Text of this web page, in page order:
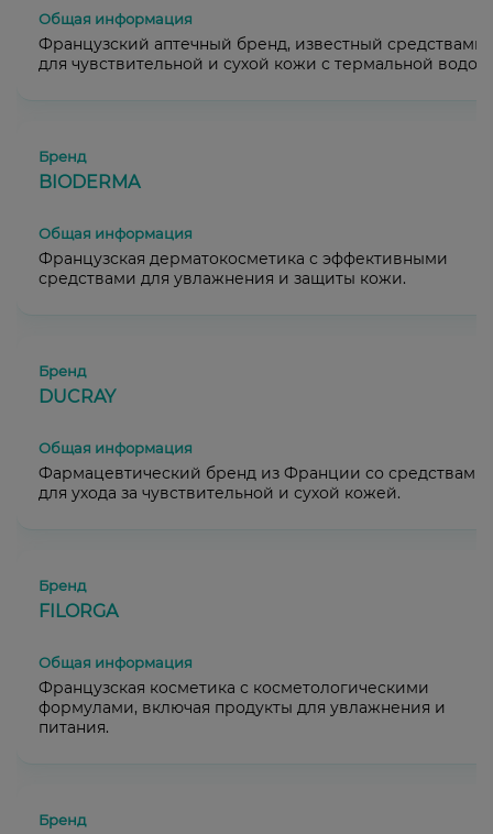
Французский аптечный бренд, известный средствами
для чувствительной и сухой кожи с термальной водой.
BIODERMA
Французская дерматокосметика с эффективными
средствами для увлажнения и защиты кожи.
DUCRAY
Фармацевтический бренд из Франции со средствами
для ухода за чувствительной и сухой кожей.
FILORGA
Французская косметика с косметологическими
формулами, включая продукты для увлажнения и
питания.